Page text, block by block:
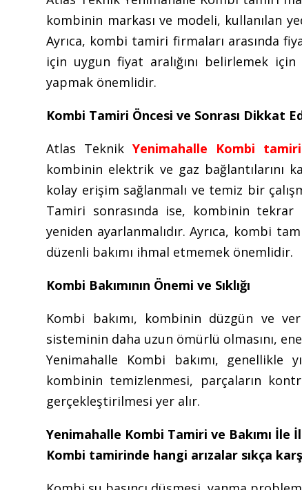
kombinin markası ve modeli, kullanılan
Ayrıca, kombi tamiri firmaları arasında
için uygun fiyat aralığını belirlemek
yapmak önemlidir.
Kombi Tamiri Öncesi ve Sonrası Dikkat
Atlas TeknikYenimahalle Kombi tamiri
kombinin elektrik ve gaz bağlantılarını
kolay erişim sağlanmalı ve temiz bir
Tamiri sonrasında ise, kombinin tekrar
yeniden ayarlanmalıdır. Ayrıca, kombi
düzenli bakımı ihmal etmemek önemlidir.
Kombi Bakımının Önemi ve Sıklığı
Kombi bakımı, kombinin düzgün ve
sisteminin daha uzun ömürlü olmasını,
Yenimahalle Kombi bakımı, genellikle
kombinin temizlenmesi, parçaların
gerçekleştirilmesi yer alır.
Yenimahalle Kombi Tamiri ve Bakımı İle
Kombi tamirinde hangi arızalar sıkça